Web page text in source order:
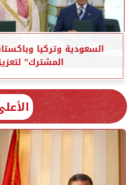
السعودية وتركيا
المشترك”